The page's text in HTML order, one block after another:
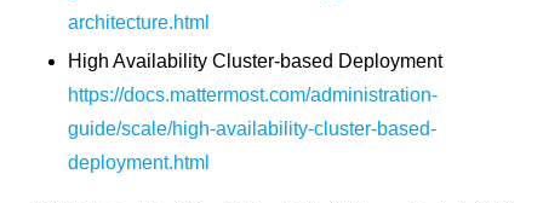
architecture.html
High Availability Cluster-based Deployment
https://docs.mattermost.com/administration-
guide/scale/high-availability-cluster-based-
deployment.html